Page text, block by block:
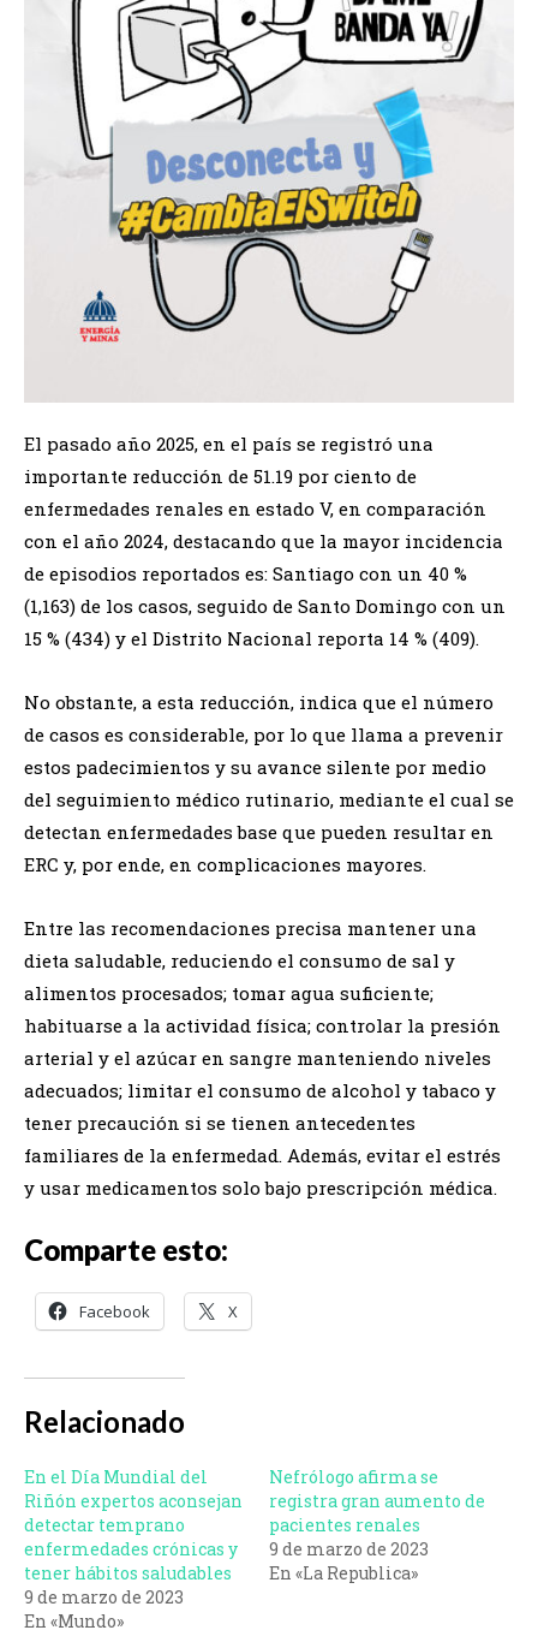
El pasado año 2025, en el país se registró una
importante reducción de 51.19 por ciento de
enfermedades renales en estado V, en comparación
con el año 2024, destacando que la mayor incidencia
de episodios reportados es: Santiago con un 40 %
(1,163) de los casos, seguido de Santo Domingo con un
15 % (434) y el Distrito Nacional reporta 14 % (409).
No obstante, a esta reducción, indica que el número
de casos es considerable, por lo que llama a prevenir
estos padecimientos y su avance silente por medio
del seguimiento médico rutinario, mediante el cual se
detectan enfermedades base que pueden resultar en
ERC y, por ende, en complicaciones mayores.
Entre las recomendaciones precisa mantener una
dieta saludable, reduciendo el consumo de sal y
alimentos procesados; tomar agua suficiente;
habituarse a la actividad física; controlar la presión
arterial y el azúcar en sangre manteniendo niveles
adecuados; limitar el consumo de alcohol y tabaco y
tener precaución si se tienen antecedentes
familiares de la enfermedad. Además, evitar el estrés
y usar medicamentos solo bajo prescripción médica.
Comparte esto:
Facebook X
Relacionado
En el Día Mundial del
Riñón expertos aconsejan
detectar temprano
enfermedades crónicas y
tener hábitos saludables
9 de marzo de 2023
En «Mundo»
Nefrólogo afirma se
registra gran aumento de
pacientes renales
9 de marzo de 2023
En «La Republica»